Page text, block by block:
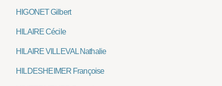
HIGONET Gilbert
HILAIRE Cécile
HILAIRE VILLEVAL Nathalie
HILDESHEIMER Françoise